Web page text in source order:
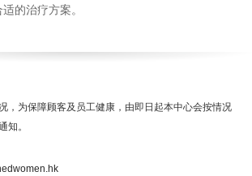
的治疗方案。
，为保障顾客及员工健康，由即日起本中心会按情况
。